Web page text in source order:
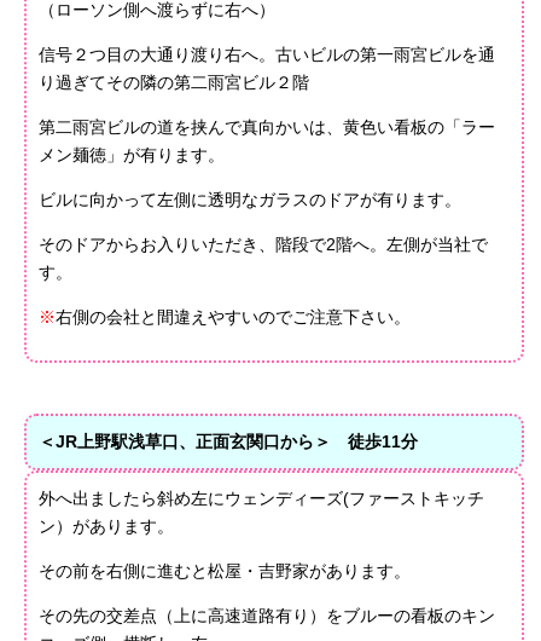
（ローソン側へ渡らずに右へ）
信号２つ目の大通り渡り右へ。古いビルの第一雨宮ビルを通
り過ぎてその隣の第二雨宮ビル２階
第二雨宮ビルの道を挟んで真向かいは、黄色い看板の「ラー
メン麺徳」が有ります。
ビルに向かって左側に透明なガラスのドアが有ります。
そのドアからお入りいただき、階段で2階へ。左側が当社で
す。
※右側の会社と間違えやすいのでご注意下さい。
＜JR上野駅浅草口、正面玄関口から＞ 徒歩11分
外へ出ましたら斜め左にウェンディーズ(ファーストキッチ
ン）があります。
その前を右側に進むと松屋・吉野家があります。
その先の交差点（上に高速道路有り）をブルーの看板のキン